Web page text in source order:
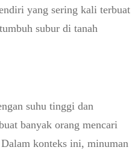
yang sering kali terbuat
subur di tanah
suhu tinggi dan
banyak orang mencari
konteks ini, minuman